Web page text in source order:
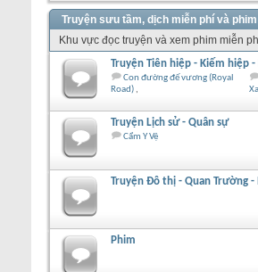
Truyện sưu tầm, dịch miễn phí và
Khu vực đọc truyện và xem phim miễn
Truyện Tiên hiệp - Kiếm hiệp
Con đường đế vương (Royal
Road)
Truyện Lịch sử - Quân sự
Cẩm Y Vệ
Truyện Đô thị - Quan Trường
Phim